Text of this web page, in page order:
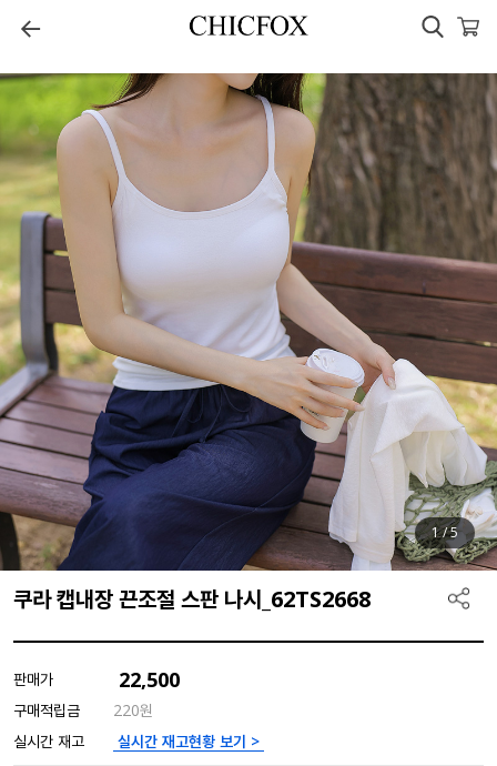
1/5
쿠라 캡내장 끈조절 스판 나시_62TS2668
판매가 22,500
구매적립금
220원
실시간 재고
실시간 재고현황 보기 >